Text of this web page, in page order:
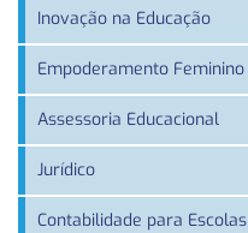
Inovação na Educação
Empoderamento Feminino
Assessoria Educacional
Jurídico
Contabilidade para Escolas